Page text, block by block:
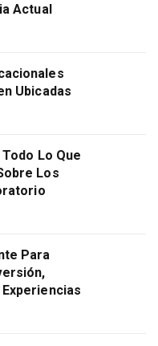
Actual
Ubicadas
Lo Que
Los
Para